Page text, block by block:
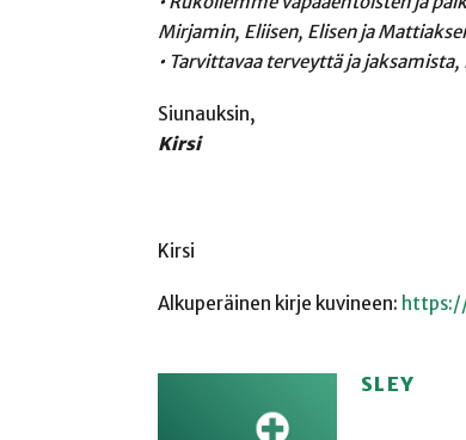
Mirjamin, Eliisen, Elisen ja
• Tarvittavaa terveyttä ja
Siunauksin,
Kirsi
Kirsi
Alkuperäinen kirje kuvineen:
SLEY